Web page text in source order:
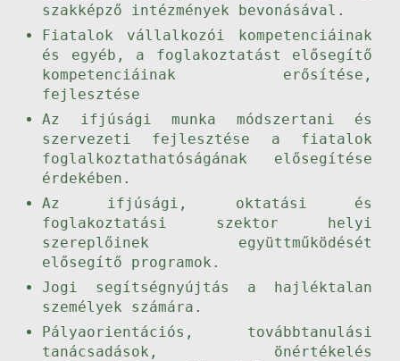
szakképző intézmények bevonásával.
Fiatalok vállalkozói kompetenciáinak
és egyéb, a foglakoztatást elősegítő
kompetenciáinak erősítése,
fejlesztése
Az ifjúsági munka módszertani és
szervezeti fejlesztése a fiatalok
foglalkoztathatóságának elősegítése
érdekében.
Az ifjúsági, oktatási és
foglakoztatási szektor helyi
szereplőinek együttműködését
elősegítő programok.
Jogi segítségnyújtás a hajléktalan
személyek számára.
Pályaorientációs, továbbtanulási
tanácsadások, önértékelés